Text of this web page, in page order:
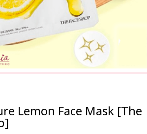
Lemon Face Mask [The